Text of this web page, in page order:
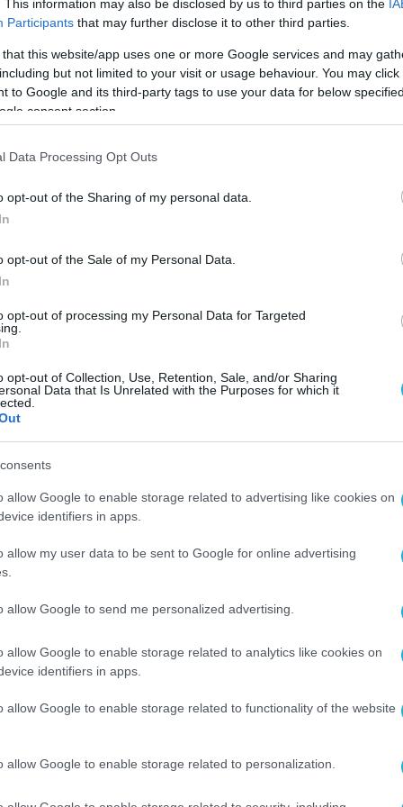
This information may also be disclosed by us to third parties on the
Participants that may further disclose it to other third parties.
that this website/app uses one or more Google services and may
but not limited to your visit or usage behaviour. You may
to Google and its third-party tags to use your data for below
consent section.
Data Processing Opt Outs
opt-out of the Sharing of my personal data.
opt-out of the Sale of my Personal Data.
opt-out of processing my Personal Data for Targeted
opt-out of Collection, Use, Retention, Sale, and/or Sharing
Data that Is Unrelated with the Purposes for which it
allow Google to enable storage related to advertising like cookies on
identifiers in apps.
allow my user data to be sent to Google for online advertising
allow Google to send me personalized advertising.
allow Google to enable storage related to analytics like cookies on
identifiers in apps.
allow Google to enable storage related to functionality of the website
allow Google to enable storage related to personalization.
Τα νεα P40 της Huawei έφτασαν
σηματοδοτούν μια νέα εποχή
smartphones
Dr. Button: Δωρεάν τηλεϊατρική
τη διαχείριση της κρίσης του
κορονοϊού
20.03.2020
ΤΗΛΕΠΙΚΟΙΝΩΝΙΕΣ